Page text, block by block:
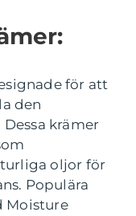
för att
den
krämer
oljor för
Populära
Moisture